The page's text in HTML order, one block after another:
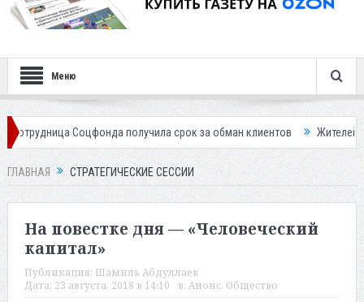
Меню
получила срок за обман клиентов Жителей Дагестана
ГЛАВНАЯ СТРАТЕГИЧЕСКИЕ СЕССИИ
На повестке дня — «Человеческий
капитал»
Публикация: Шамиль Абдуллаев
Дата: 23 августа, 2018 в 14:10 в: Анонс, Общество